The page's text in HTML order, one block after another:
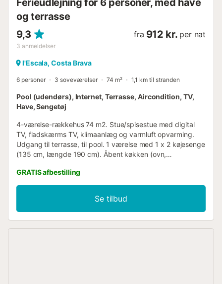
Ferieudlejning for 6 personer, med have
og terrasse
9,3
3 anmeldelser
fra 912 kr. per nat
l'Escala, Costa Brava
6 personer 3 soveværelser 74 m² 1,1 km til stranden
Pool (udendørs), Internet, Terrasse, Aircondition, TV,
Have, Sengetøj
4-værelse-rækkehus 74 m2. Stue/spisestue med digital
TV, fladskærms TV, klimaanlæg og varmluft opvarming.
Udgang til terrasse, til pool. 1 værelse med 1 x 2 køjesenge
(135 cm, længde 190 cm). Åbent køkken (ovn,
fryser, elektrisk kaffemaskine). Brus/WC. Klimaanlæg.
Overetage: 1 værelse med 1 udtræksseng (2 pers. 2 x 90
cm, længde 190 cm). 1 værelse med 1 fransk seng (150
cm, længde 190 cm). Udgang til terrasse. Bad/bidet/WC.
Havemøbler. Udsigt over svimmingpoolen og have. Til
GRATIS afbestilling
Se tilbud